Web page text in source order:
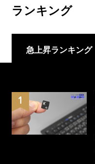
ランキング
急上昇ランキング